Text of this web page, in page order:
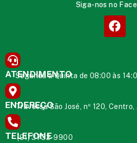
Siga-nos no
ATENDIMENTO
Segunda à Quinta de 08:00 às
ENDEREÇO
Travessa São José, nº 120,
TELEFONE
(91) 3732-9900